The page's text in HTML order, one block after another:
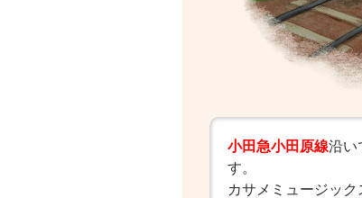
小田急小田原線沿い
す。
カサメミュージック